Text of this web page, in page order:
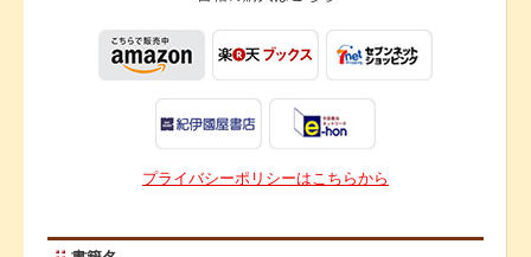
プライバシーポリシーはこちらから